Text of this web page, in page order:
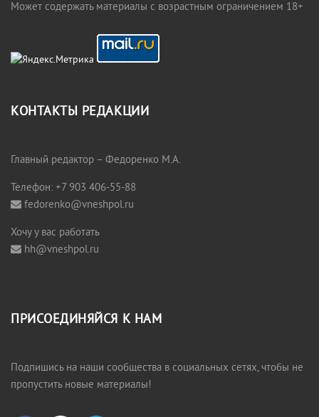
Может содержать материалы с возрастным ограничением 18+
КОНТАКТЫ РЕДАКЦИИ
Главный редактор – Федоренко М.А.
Телефон: +7 903 406-55-88
fedorenko@vneshpol.ru
Хочу у вас работать
hh@vneshpol.ru
ПРИСОЕДИНЯЙСЯ К НАМ
Подпишись на наши сообщества в социальных сетях, чтобы не
пропустить новые материалы!